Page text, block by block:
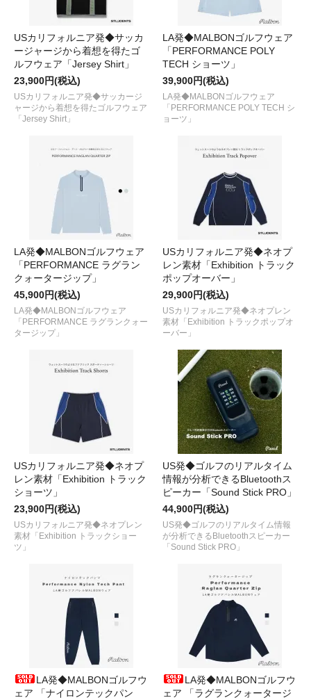
USカリフォルニア発◆サッカ
ージャージから着想を得たゴ
ルフウェア「Jersey Shirt」
23,900円(税込)
USカリフォルニア発◆サッカージ
ャージから着想を得たゴルフウェア
「Jersey Shirt」
LA発◆MALBONゴルフウェア
「PERFORMANCE POLY
TECH ショーツ」
39,900円(税込)
LA発◆MALBONゴルフウェア
「PERFORMANCE POLY TECH シ
ョーツ」
LA発◆MALBONゴルフウェア
「PERFORMANCE ラグラン
クォータージップ」
45,900円(税込)
LA発◆MALBONゴルフウェア
「PERFORMANCE ラグランクォー
タージップ」
USカリフォルニア発◆ネオプ
レン素材「Exhibition トラック
ポップオーバー」
29,900円(税込)
USカリフォルニア発◆ネオプレン
素材「Exhibition トラックポップオ
ーバー」
USカリフォルニア発◆ネオプ
レン素材「Exhibition トラック
ショーツ」
23,900円(税込)
USカリフォルニア発◆ネオプレン
素材「Exhibition トラックショー
ツ」
US発◆ゴルフのリアルタイム
情報が分析できるBluetoothス
ピーカー「Sound Stick PRO」
44,900円(税込)
US発◆ゴルフのリアルタイム情報
が分析できるBluetoothスピーカー
「Sound Stick PRO」
LA発◆MALBONゴルフウ
ェア 「ナイロンテックパン
LA発◆MALBONゴルフウ
ェア 「ラグランクォータージ